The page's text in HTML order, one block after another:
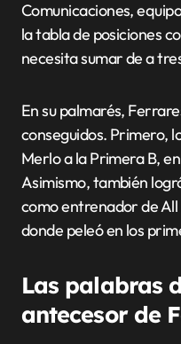
Comunicaciones,
la tabla de posiciones
necesita sumar de a
En su palmarés,
conseguidos. Primero,
Merlo a la Primera B,
Asimismo, también
como entrenador de All
donde peleó en los
Las palabras
antecesor de